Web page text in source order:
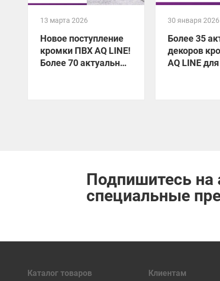
13 марта 2026
Новое поступление
кромки ПВХ AQ LINE!
Более 70 актуальных
30 января 2026
Более 35
декоров
AQ LINE
Подпишитесь на
специальные
Каталог товаров Клиентам